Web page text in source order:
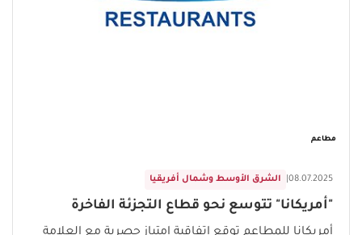
مطاعم
الشرق الأوسط وشمال أفريقيا 08.07.2025
"أمريكانا" تتوسع نحو قطاع التجزئة الفاخرة